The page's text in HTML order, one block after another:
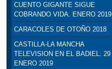
CUENTO GIGANTE SIGUE
COBRANDO VIDA. ENERO 2019
CARACOLES DE OTOÑO 2018
CASTILLA-LA MANCHA
TELEVISION EN EL BADIEL. 29
ENERO 2019